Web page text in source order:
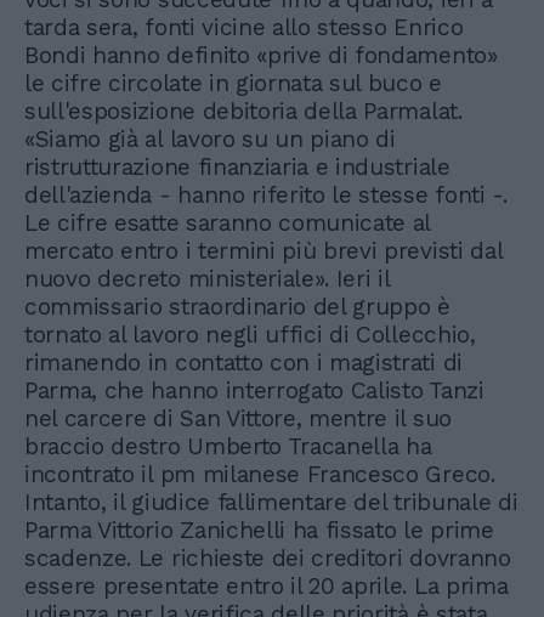
tarda sera, fonti vicine allo stesso Enrico
Bondi hanno definito «prive di fondamento»
le cifre circolate in giornata sul buco e
sull'esposizione debitoria della Parmalat.
«Siamo già al lavoro su un piano di
ristrutturazione finanziaria e industriale
dell'azienda - hanno riferito le stesse fonti -.
Le cifre esatte saranno comunicate al
mercato entro i termini più brevi previsti dal
nuovo decreto ministeriale». Ieri il
commissario straordinario del gruppo è
tornato al lavoro negli uffici di Collecchio,
rimanendo in contatto con i magistrati di
Parma, che hanno interrogato Calisto Tanzi
nel carcere di San Vittore, mentre il suo
braccio destro Umberto Tracanella ha
incontrato il pm milanese Francesco Greco.
Intanto, il giudice fallimentare del tribunale di
Parma Vittorio Zanichelli ha fissato le prime
scadenze. Le richieste dei creditori dovranno
essere presentate entro il 20 aprile. La prima